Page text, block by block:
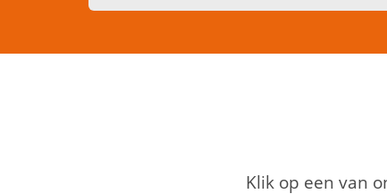
Klik op een van